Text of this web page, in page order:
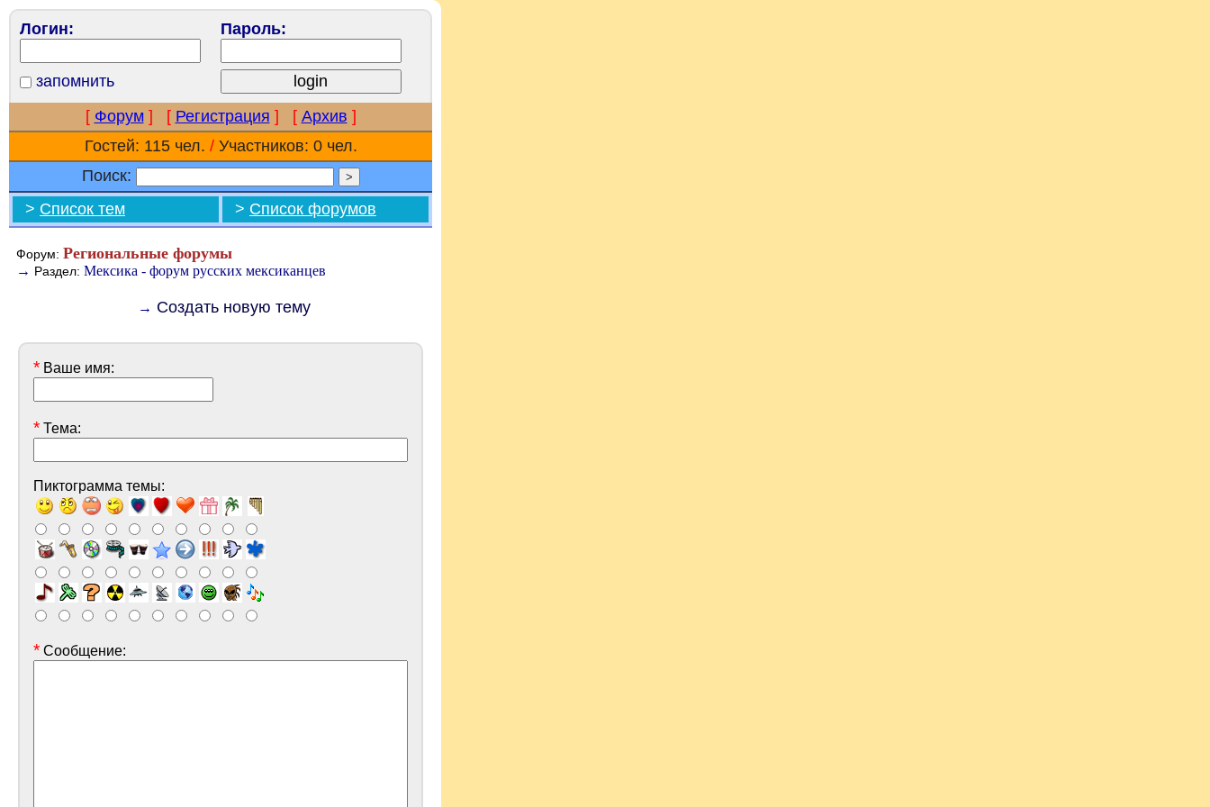
Логин: Пароль:
запомнить
[ Форум ] [ Регистрация ] [ Архив ]
Гостей: 115 чел. /Участников: 0 чел.
Поиск:
> Список тем > Список форумов
Форум: Региональные форумы
→ Раздел: Мексика - форум русских мексиканцев
→ Создать новую тему
* Ваше имя:
* Тема:
Пиктограмма темы:
* Сообщение: